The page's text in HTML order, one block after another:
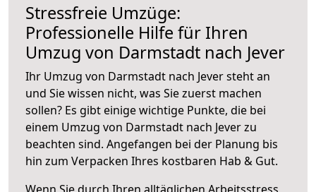
Stressfreie Umzüge:
Professionelle Hilfe für Ihren
Umzug von Darmstadt nach Jever
Ihr Umzug von Darmstadt nach Jever steht an
und Sie wissen nicht, was Sie zuerst machen
sollen? Es gibt einige wichtige Punkte, die bei
einem Umzug von Darmstadt nach Jever zu
beachten sind. Angefangen bei der Planung bis
hin zum Verpacken Ihres kostbaren Hab & Gut.